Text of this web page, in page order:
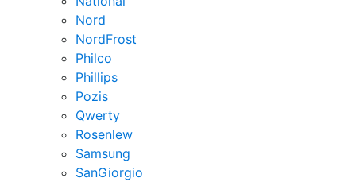
Nord
NordFrost
Philco
Phillips
Pozis
Qwerty
Rosenlew
Samsung
SanGiorgio